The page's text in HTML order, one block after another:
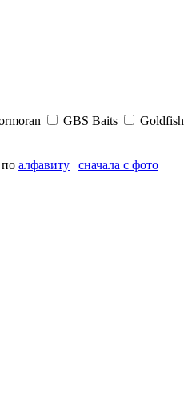
GBS Baits Goldfish
по алфавиту | сначала с фото